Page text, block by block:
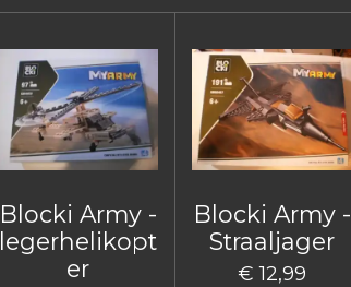
Blocki Army -
legerhelikopt
er
Blocki Army -
Straaljager
€ 12,99